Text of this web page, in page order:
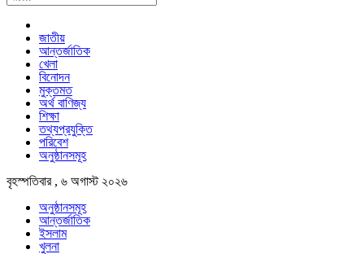
জাতীয়
আন্তর্জাতিক
খেলা
বিনোদন
মুক্তমত
অর্থ বাণিজ্য
শিক্ষা
তথ্যপ্রযুক্তি
পরিবেশ
অনুষ্ঠানসমূহ
বৃহস্পতিবার , ৬ অগাস্ট ২০২৬
অনুষ্ঠানসমূহ
আন্তর্জাতিক
ইসলাম
খুলনা